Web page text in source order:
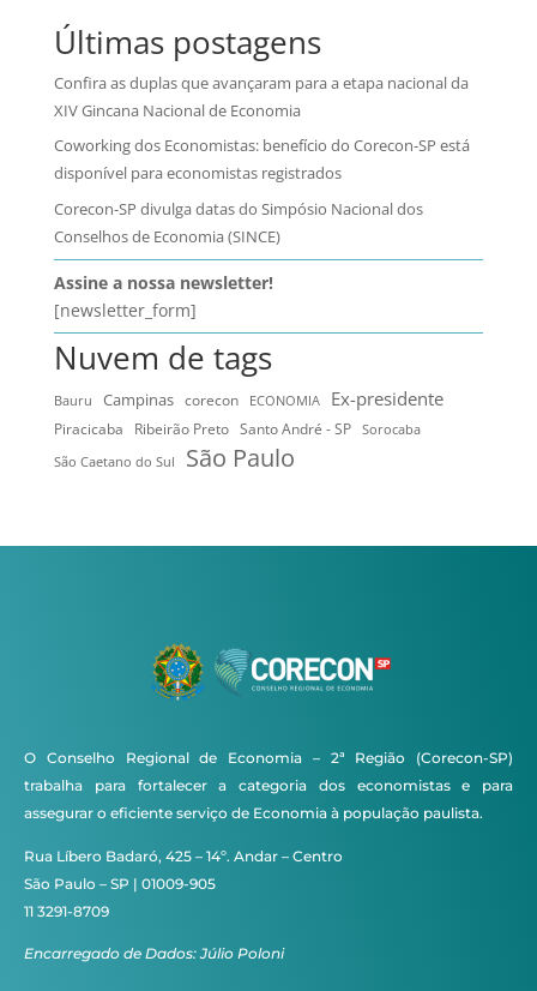
Últimas postagens
Confira as duplas que avançaram para a etapa nacional da
XIV Gincana Nacional de Economia
Coworking dos Economistas: benefício do Corecon-SP está
disponível para economistas registrados
Corecon-SP divulga datas do Simpósio Nacional dos
Conselhos de Economia (SINCE)
Assine a nossa newsletter!
[newsletter_form]
Nuvem de tags
Bauru Campinas corecon ECONOMIA Ex-presidente
Piracicaba Ribeirão Preto Santo André - SP
Sorocaba
São Caetano do Sul
São Paulo
O Conselho Regional de Economia – 2ª Região (Corecon-SP)
trabalha para fortalecer a categoria dos economistas e para
assegurar o eficiente serviço de Economia à população paulista.
Rua Líbero Badaró, 425 – 14º. Andar – Centro
São Paulo – SP | 01009-905
11 3291-8709
Encarregado de Dados: Júlio Poloni